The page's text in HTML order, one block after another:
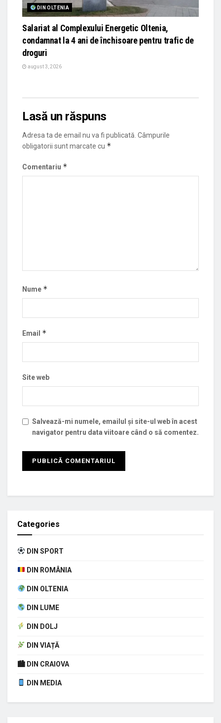
DIN OLTENIA
Salariat al Complexului Energetic Oltenia,
condamnat la 4 ani de închisoare pentru trafic de
droguri
august 3, 2026
Lasă un răspuns
Adresa ta de email nu va fi publicată. Câmpurile
obligatorii sunt marcate cu *
Comentariu *
Nume *
Email *
Site web
Salvează-mi numele, emailul și site-ul web în acest
navigator pentru data viitoare când o să comentez.
Categories
DIN SPORT
DIN ROMÂNIA
DIN OLTENIA
DIN LUME
DIN DOLJ
DIN VIAȚĂ
🏙 DIN CRAIOVA
DIN MEDIA